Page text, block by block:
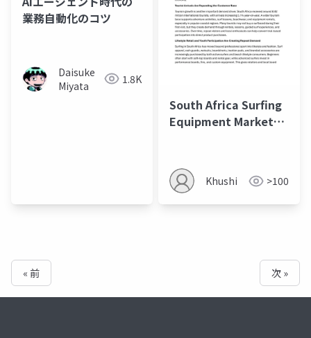
業務自動化のコツ
Daisuke
Miyata
1.8K
South Africa Surfing
Equipment Market
Khushi >100
« 前 次 »